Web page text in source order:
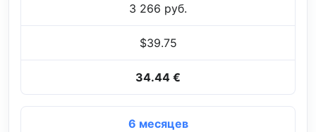
3 266 руб.
$39.75
34.44 €
6 месяцев